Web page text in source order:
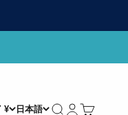
¥ 日本語 検索 ログイン
カート